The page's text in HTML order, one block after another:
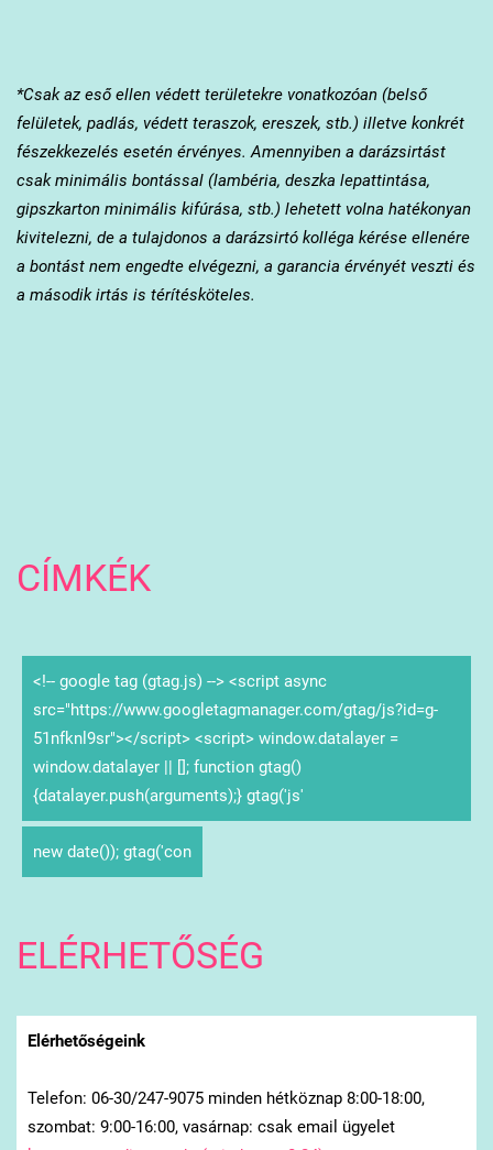
*Csak az eső ellen védett területekre vonatkozóan (belső
felületek, padlás, védett teraszok, ereszek, stb.) illetve konkrét
fészekkezelés esetén érvényes. Amennyiben a darázsirtást
csak minimális bontással (lambéria, deszka lepattintása,
gipszkarton minimális kifúrása, stb.) lehetett volna hatékonyan
kivitelezni, de a tulajdonos a darázsirtó kolléga kérése ellenére
a bontást nem engedte elvégezni, a garancia érvényét veszti és
a második irtás is térítésköteles.
CÍMKÉK
<!-- google tag (gtag.js) --> <script async
src="https://www.googletagmanager.com/gtag/js?id=g-
51nfknl9sr"></script> <script> window.datalayer =
window.datalayer || []; function gtag()
{datalayer.push(arguments);} gtag('js'
new date()); gtag('con
ELÉRHETŐSÉG
Elérhetőségeink
Telefon: 06-30/247-9075 minden hétköznap 8:00-18:00,
szombat: 9:00-16:00, vasárnap: csak email ügyelet